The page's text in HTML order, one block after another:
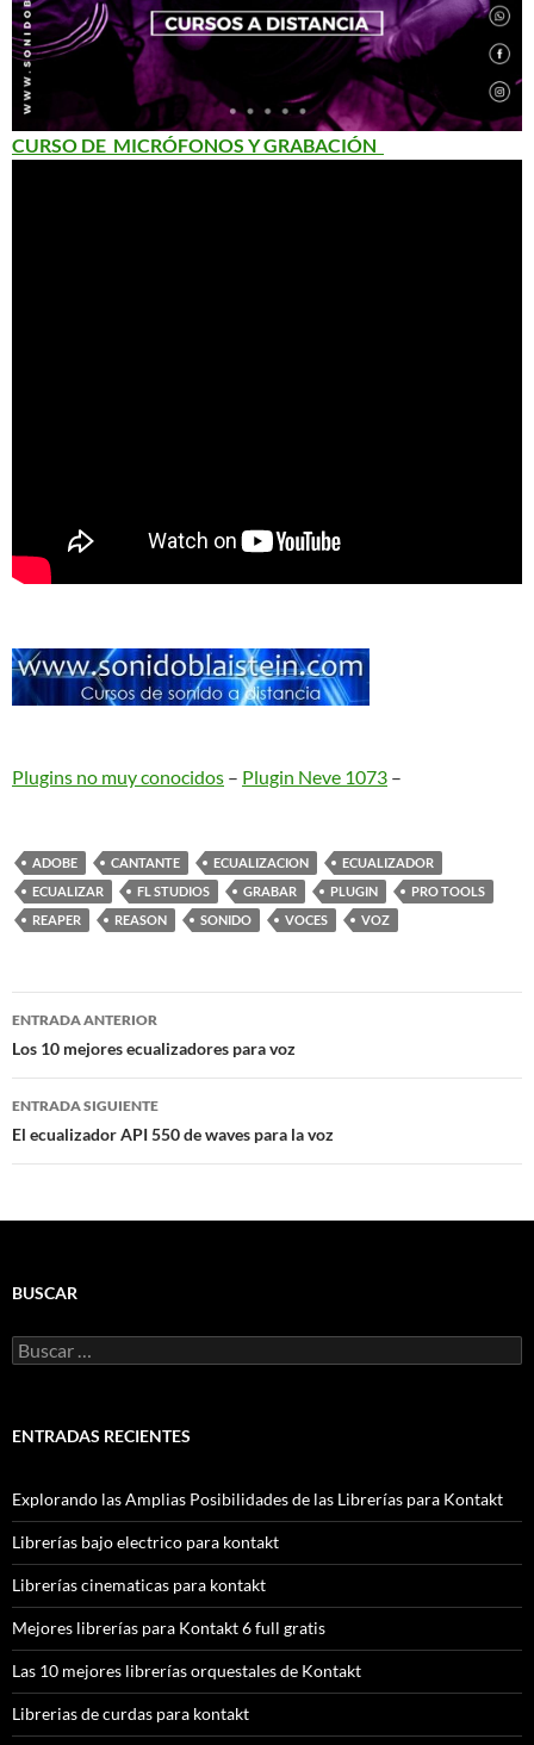
CURSO DE MICRÓFONOS Y GRABACIÓN
Plugins no muy conocidos – Plugin Neve 1073 –
ADOBE CANTANTE ECUALIZACION
ECUALIZADOR
ECUALIZAR
FL STUDIOS GRABAR PLUGIN
PRO TOOLS
REAPER
REASON SONIDO VOCES VOZ
Navegación
de
entradas
ENTRADA ANTERIOR
Los 10 mejores ecualizadores para voz
ENTRADA SIGUIENTE
El ecualizador API 550 de waves para la voz
BUSCAR
Buscar:
ENTRADAS RECIENTES
Explorando las Amplias Posibilidades de las Librerías para Kontakt
Librerías bajo electrico para kontakt
Librerías cinematicas para kontakt
Mejores librerías para Kontakt 6 full gratis
Las 10 mejores librerías orquestales de Kontakt
Librerias de curdas para kontakt